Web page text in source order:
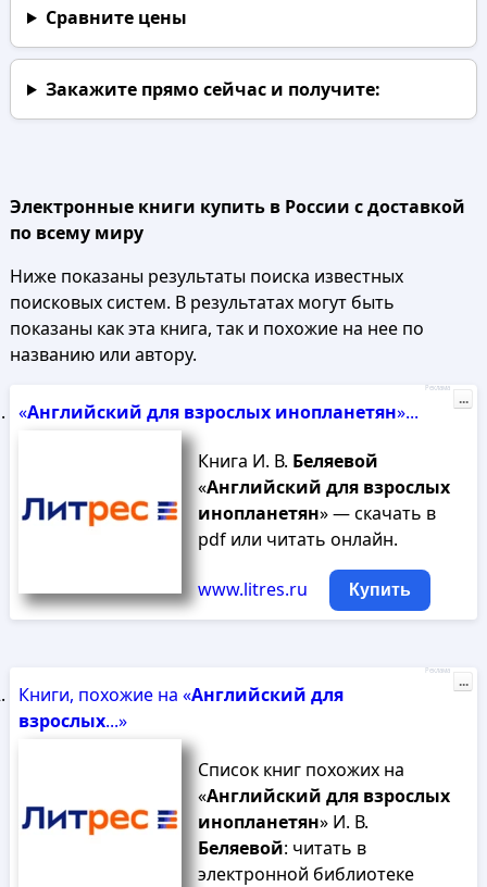
Сравните цены
Закажите прямо сейчаси получите:
Электронные книги купить в России с доставкой
по всему миру
Ниже показаны результаты поиска известных
поисковых систем. В результатах могут быть
показаны как эта книга, так и похожие на нее по
названию или автору.
«Английский для взрослых инопланетян»...
Книга И. В. Беляевой
«Английский для взрослых
инопланетян» — скачать в
pdf или читать онлайн.
www.litres.ru Купить
Реклама
...
Книги, похожие на «Английский для
взрослых...»
Список книг похожих на
«Английский для взрослых
инопланетян» И. В.
Беляевой: читать в
электронной библиотеке
Реклама
...